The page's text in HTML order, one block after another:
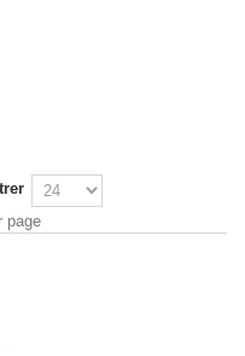
page